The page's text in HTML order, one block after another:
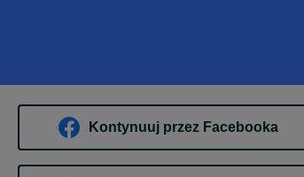
Kontynuuj przez Facebooka